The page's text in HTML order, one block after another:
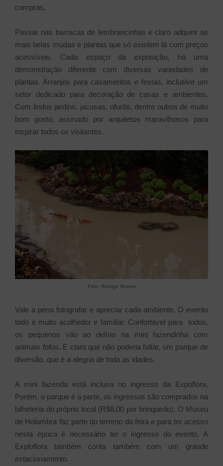
compras.
Passar nas barracas de lembrancinhas e claro adquirir as
mais belas mudas e plantas que só existem lá com preços
acessíveis. Cada espaço da exposição, há uma
demonstração diferente com diversas variedades de
plantas. Arranjos para casamentos e festas, inclusive um
setor dedicado para decoração de casas e ambientes.
Com lindos jardins, jacusas, ofurôs, dentre outros de muito
bom gosto, assinado por arquitetos maravilhosos para
inspirar todos os visitantes.
Foto: Rodrigo Bueno
Vale a pena fotografar e apreciar cada ambiente. O evento
todo é muito acolhedor e familiar. Confortável para todos,
os pequenos vão ao delírio na mini fazendinha com
animais fofos. E claro que não poderia faltar, um parque de
diversão, que é a alegria de toda as idades.
A mini fazenda está inclusa no ingresso da Expoflora.
Porém, o parque é a parte, os ingressos são comprados na
bilheteria do próprio local (R$8,00 por brinquedo). O Museu
de Holambra faz parte do terreno da feira e para ter acesso
nesta época é necessário ter o ingresso do evento. A
Exploflora também conta também com um grande
estacionamento.